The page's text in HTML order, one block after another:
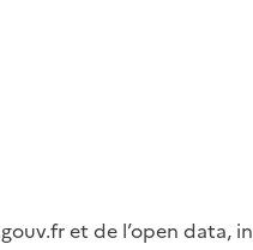
et de l’open data,